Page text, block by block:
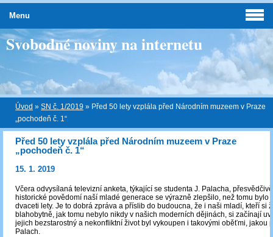
Svobodné noviny na internetu
Úvod » SN č. 1/2019 » Před 50 lety vzplála před Národním muzeem v Praze
„pochodeň č. 1“
Před 50 lety vzplála před Národním muzeem v Praze
„pochodeň č. 1“
15. 1. 2019
Včera odvysílaná televizní anketa, týkající se studenta J. Palacha,
historické povědomí naší mladé generace se výrazně zlepšilo, než tomu bylo
dvaceti lety. Je to dobrá zpráva a příslib do budoucna, že i naši mladí, kteří si
blahobytně, jak tomu nebylo nikdy v našich moderních dějinách, si začínají
jejich bezstarostný a nekonfliktní život byl vykoupen i takovými oběťmi, jakou
Palach.
Menu